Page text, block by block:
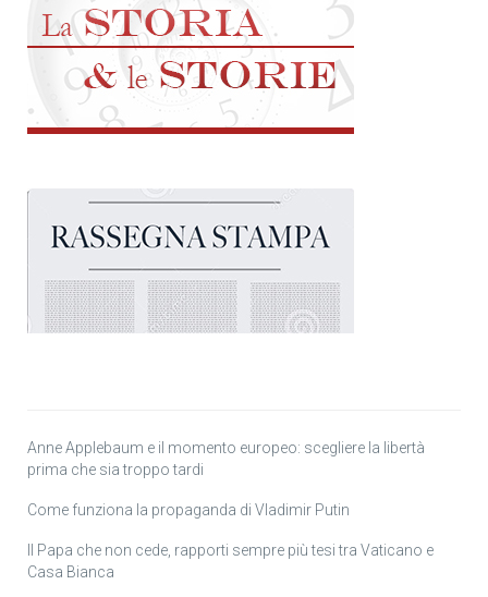
Anne Applebaum e il momento europeo: scegliere la libertà
prima che sia troppo tardi
Come funziona la propaganda di Vladimir Putin
Il Papa che non cede, rapporti sempre più tesi tra Vaticano e
Casa Bianca